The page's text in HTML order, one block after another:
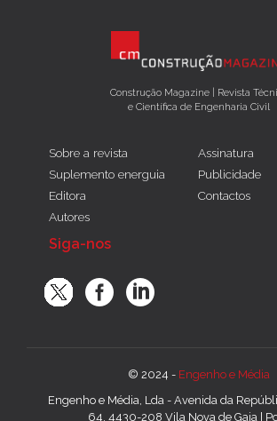
Construção Magazine | Revista
e Científica de Engenharia Civil
Sobre a revista
Suplemento energuia
Editora
Autores
Assinatura
Publicidade
Contactos
Siga-nos
© 2024 - Engenho e Média
Engenho e Média, Lda - Avenida da
64, 4430-208 Vila Nova de Gaia |